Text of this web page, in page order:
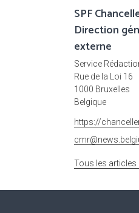
SPF
Direction
externe
Service
Rue de la Loi 16
1000 Bruxelles
Belgique
https://
Tous les articles